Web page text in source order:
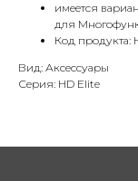
имеется
для
Код продукта:
Вид: Аксессуары
Серия: HD Elite